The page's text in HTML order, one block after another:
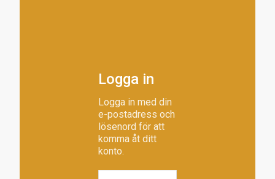
Logga in
Logga in med din
e-postadress och
lösenord för att
komma åt ditt
konto.